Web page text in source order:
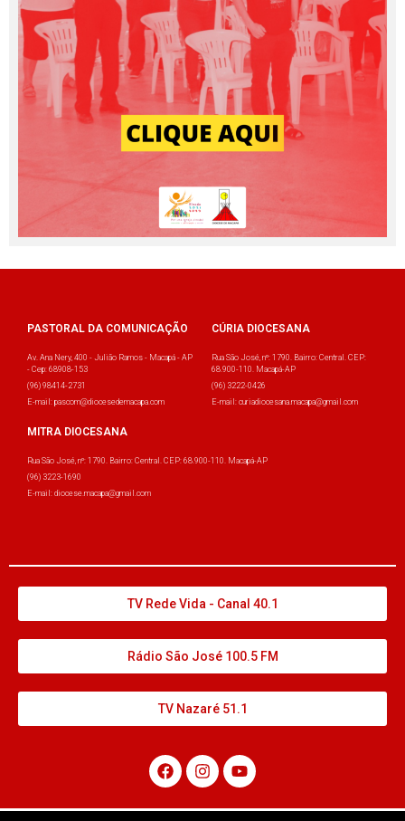
PASTORAL DA COMUNICAÇÃO
Av. Ana Nery, 400 - Julião Ramos - Macapá - AP
- Cep: 68908-153
(96) 98414-2731
E-mail: pascom@diocesedemacapa.com
CÚRIA DIOCESANA
Rua São José, nº: 1790. Bairro: Central. CEP:
68.900-110. Macapá-AP
(96) 3222-0426
E-mail: curiadiocesana.macapa@gmail.com
MITRA DIOCESANA
Rua São José, nº: 1790. Bairro: Central. CEP: 68.900-110. Macapá-AP
(96) 3223-1690
E-mail: diocese.macapa@gmail.com
TV Rede Vida - Canal 40.1
Rádio São José 100.5 FM
TV Nazaré 51.1